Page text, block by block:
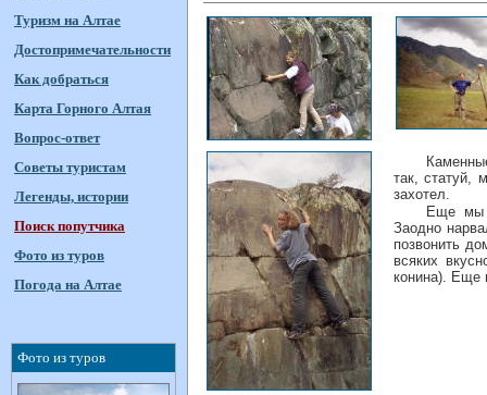
Туризм на Алтае
Достопримечательности
Как добраться
Карта Горного Алтая
Вопрос-ответ
Советы туристам
Легенды, истории
Поиск попутчика
Фото из туров
Погода на Алтае
Фото из туров
так, статуй,
захотел.
Еще мы
Заодно
позвонить
всяких
конина). Еще